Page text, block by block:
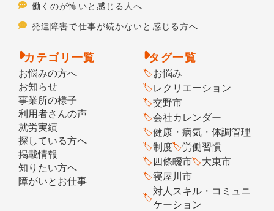
働くのが怖いと感じる人へ
発達障害で仕事が続かないと感じる方へ
カテゴリ一覧
お悩みの方へ
お知らせ
事業所の様子
利用者さんの声
就労実績
探している方へ
掲載情報
知りたい方へ
障がいとお仕事
タグ一覧
お悩み
レクリエーション
交野市
会社カレンダー
健康・病気・体調管理
制度
労働習慣
四條畷市
大東市
寝屋川市
対人スキル・コミュニ
ケーション